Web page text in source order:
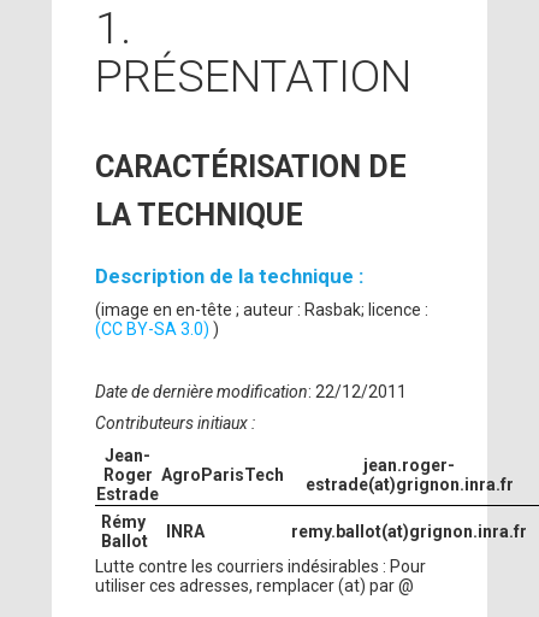
1.
PRÉSENTATION
CARACTÉRISATION DE
LA TECHNIQUE
Description de la technique :
(image en en-tête ; auteur : Rasbak; licence :
(CC BY-SA 3.0) )
Date de dernière modification: 22/12/2011
Contributeurs initiaux :
Jean-
Roger
Estrade
AgroParisTech
jean.roger-
estrade(at)grignon.inra.fr
Rémy
Ballot
INRA
remy.ballot(at)grignon.inra.fr
Lutte contre les courriers indésirables : Pour
utiliser ces adresses, remplacer (at) par @